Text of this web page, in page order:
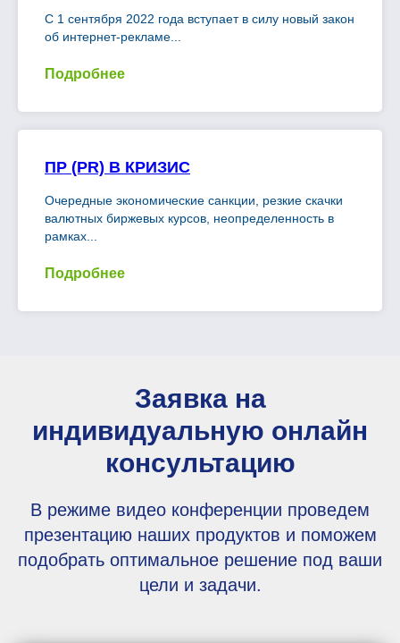
С 1 сентября 2022 года вступает в силу новый закон
об интернет-рекламе...
Подробнее
ПР (PR) В КРИЗИС
Очередные экономические санкции, резкие скачки
валютных биржевых курсов, неопределенность в
рамках...
Подробнее
Заявка на
индивидуальную онлайн
консультацию
В режиме видео конференции проведем
презентацию наших продуктов и поможем
подобрать оптимальное решение под ваши
цели и задачи.